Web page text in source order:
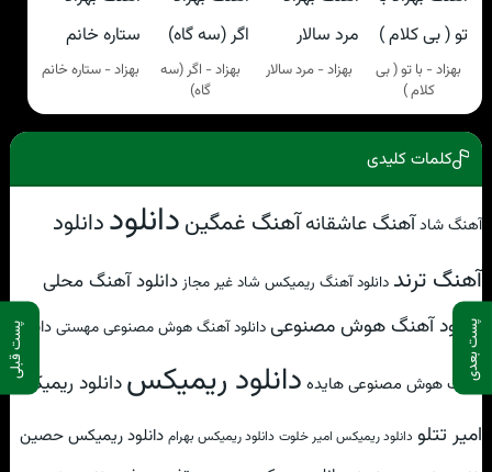
پست بعدی پست قبلی
بهزاد - با تو ( بی
کلام )
بهزاد - مرد سالار
بهزاد - اگر (سه
گاه)
بهزاد - ستاره خانم
کلمات کلیدی
آهنگ شادآهنگ عاشقانهآهنگ غمگیندانلوددانلود
آهنگ ترند دانلود آهنگ ریمیکس شاد غیر مجاز دانلود آهنگ محلی
دانلود آهنگ هوش مصنوعیدانلود آهنگ هوش مصنوعی مهستیدانلود
آهنگ هوش مصنوعی هایده دانلود ریمیکسدانلود ریمیکس
امیر تتلو دانلود ریمیکس امیر خلوت دانلود ریمیکس بهرام دانلود ریمیکس حصین